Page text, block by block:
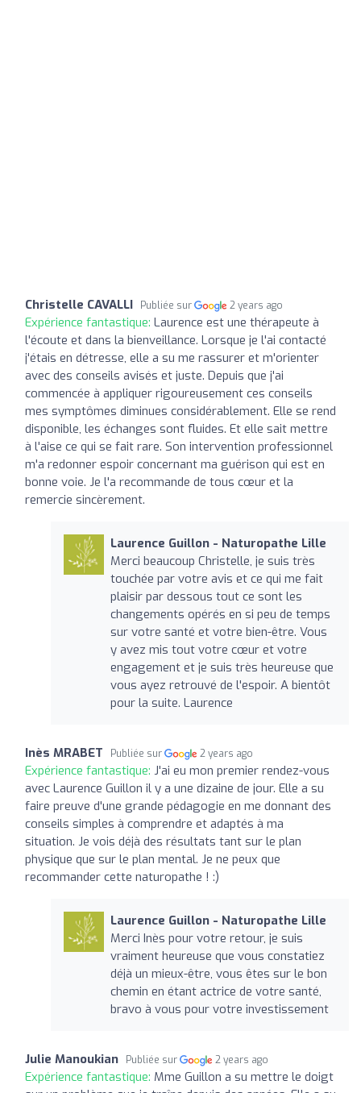
Christelle CAVALLI Publiée sur 2 years ago
Expérience fantastique: Laurence est une thérapeute à
l'écoute et dans la bienveillance. Lorsque je l'ai contacté
j'étais en détresse, elle a su me rassurer et m'orienter
avec des conseils avisés et juste. Depuis que j'ai
commencée à appliquer rigoureusement ces conseils
mes symptômes diminues considérablement. Elle se rend
disponible, les échanges sont fluides. Et elle sait mettre
à l'aise ce qui se fait rare. Son intervention professionnel
m'a redonner espoir concernant ma guérison qui est en
bonne voie. Je l'a recommande de tous cœur et la
remercie sincèrement.
Laurence Guillon - Naturopathe Lille
Merci beaucoup Christelle, je suis très
touchée par votre avis et ce qui me fait
plaisir par dessous tout ce sont les
changements opérés en si peu de temps
sur votre santé et votre bien-être. Vous
y avez mis tout votre cœur et votre
engagement et je suis très heureuse que
vous ayez retrouvé de l'espoir. A bientôt
pour la suite. Laurence
Inès MRABET Publiée sur 2 years ago
Expérience fantastique: J'ai eu mon premier rendez-vous
avec Laurence Guillon il y a une dizaine de jour. Elle a su
faire preuve d'une grande pédagogie en me donnant des
conseils simples à comprendre et adaptés à ma
situation. Je vois déjà des résultats tant sur le plan
physique que sur le plan mental. Je ne peux que
recommander cette naturopathe ! :)
Laurence Guillon - Naturopathe Lille
Merci Inès pour votre retour, je suis
vraiment heureuse que vous constatiez
déjà un mieux-être, vous êtes sur le bon
chemin en étant actrice de votre santé,
bravo à vous pour votre investissement
Julie Manoukian Publiée sur 2 years ago
Expérience fantastique: Mme Guillon a su mettre le doigt